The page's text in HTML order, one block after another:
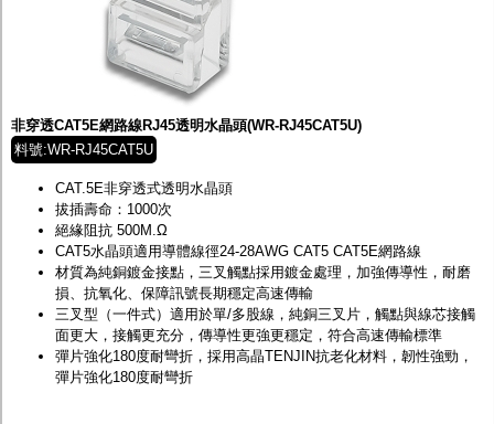
非穿透CAT5E網路線RJ45透明水晶頭(WR-RJ45CAT5U)
料號:WR-RJ45CAT5U
CAT.5E非穿透式透明水晶頭
拔插壽命：1000次
絕緣阻抗 500M.Ω
CAT5水晶頭適用導體線徑24-28AWG CAT5 CAT5E網路線
材質為純銅鍍金接點，三叉觸點採用鍍金處理，加強傳導性，耐磨
損、抗氧化、保障訊號長期穩定高速傳輸
三叉型（一件式）適用於單/多股線，純銅三叉片，觸點與線芯接觸
面更大，接觸更充分，傳導性更強更穩定，符合高速傳輸標準
彈片強化180度耐彎折，採用高晶TENJIN抗老化材料，韌性強勁，
彈片強化180度耐彎折